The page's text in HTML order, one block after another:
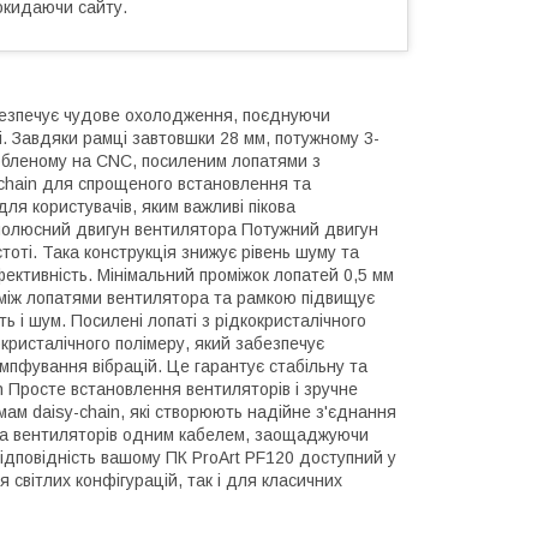
сайту.
чудове охолодження, поєднуючи
Завдяки рамці завтовшки 28 мм, потужному 3-
на CNC, посиленим лопатями з
для спрощеного встановлення та
користувачів, яким важливі пікова
двигун вентилятора Потужний двигун
Така конструкція знижує рівень шуму та
Мінімальний проміжок лопатей 0,5 мм
лопатями вентилятора та рамкою підвищує
і шум. Посилені лопаті з рідкокристалічного
полімеру, який забезпечує
вібрацій. Це гарантує стабільну та
встановлення вентиляторів і зручне
daisy-chain, які створюють надійне з'єднання
вентиляторів одним кабелем, заощаджуючи
вашому ПК ProArt PF120 доступний у
конфігурацій, так і для класичних